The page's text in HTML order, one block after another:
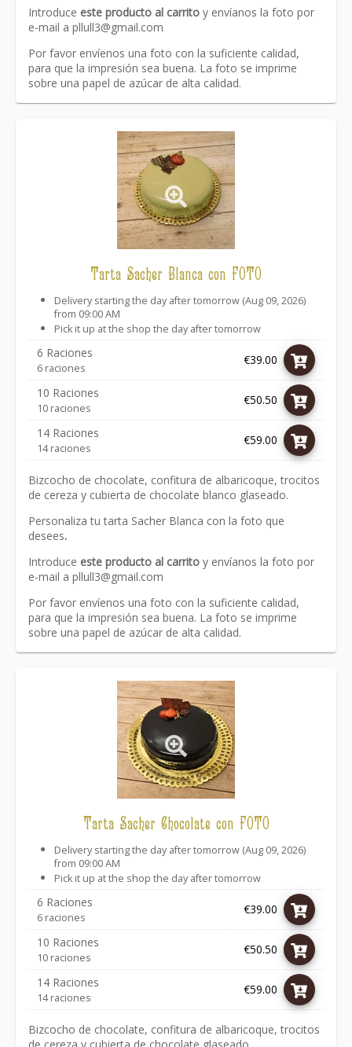
Link
Introduce este producto al carrito y envíanos la foto por
e-mail a pllull3@gmail.com
Por favor envíenos una foto con la suficiente calidad,
para que la impresión sea buena. La foto se imprime
sobre una papel de azúcar de alta calidad.
Link
Tarta Sacher Blanca con FOTO
Delivery starting the day after tomorrow (Aug 09, 2026)
from 09:00 AM
Pick it up at the shop the day after tomorrow
6 Raciones
6 raciones
€39.00
10 Raciones
10 raciones
€50.50
14 Raciones
14 raciones
€59.00
Bizcocho de chocolate, confitura de albaricoque, trocitos
de cereza y cubierta de chocolate blanco glaseado.
Personaliza tu tarta Sacher Blanca con la foto que
desees.
Introduce este producto al carrito y envíanos la foto por
e-mail a pllull3@gmail.com
Por favor envíenos una foto con la suficiente calidad,
para que la impresión sea buena. La foto se imprime
sobre una papel de azúcar de alta calidad.
Tarta Sacher Chocolate con FOTO
Delivery starting the day after tomorrow (Aug 09, 2026)
from 09:00 AM
Pick it up at the shop the day after tomorrow
6 Raciones
6 raciones
€39.00
10 Raciones
10 raciones
€50.50
14 Raciones
14 raciones
€59.00
Bizcocho de chocolate, confitura de albaricoque, trocitos